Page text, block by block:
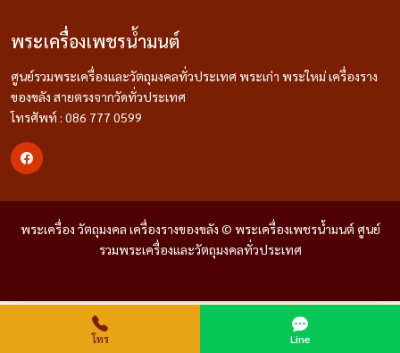
พระเครื่องเพชรน้ำมนต์
ศูนย์รวมพระเครื่องและวัตถุมงคลทั่วประเทศ พระเก่า พระใหม่ เครื่องราง
ของขลัง สายตรงจากวัดทั่วประเทศ
โทรศัพท์ : 086 777 0599
พระเครื่อง วัตถุมงคล เครื่องรางของขลัง © พระเครื่องเพชรน้ำมนต์ ศูนย์
รวมพระเครื่องและวัตถุมงคลทั่วประเทศ
โทร Line